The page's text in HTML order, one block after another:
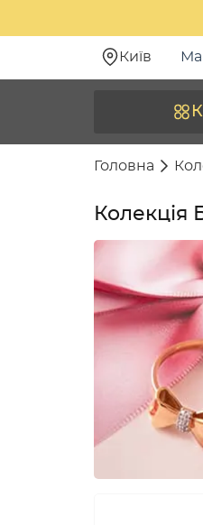
Київ
Головна
Колекція